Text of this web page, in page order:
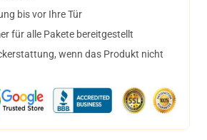
bis vor Ihre Tür
für alle Pakete bereitgestellt
wenn das Produkt nicht